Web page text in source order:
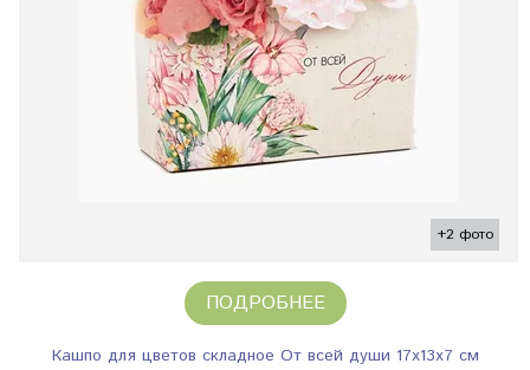
+2 фото
ПОДРОБНЕЕ
Кашпо для цветов складное От всей души 17х13х7 см